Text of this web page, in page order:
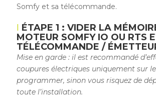
Somfy et sa télécommande.
ÉTAPE 1 : VIDER LA
MOTEUR SOMFY IO OU RTS
TÉLÉCOMMANDE /
Mise en garde : il est recommandé
coupures électriques uniquement sur
programmer, sinon vous risquez de
toute l’installation.